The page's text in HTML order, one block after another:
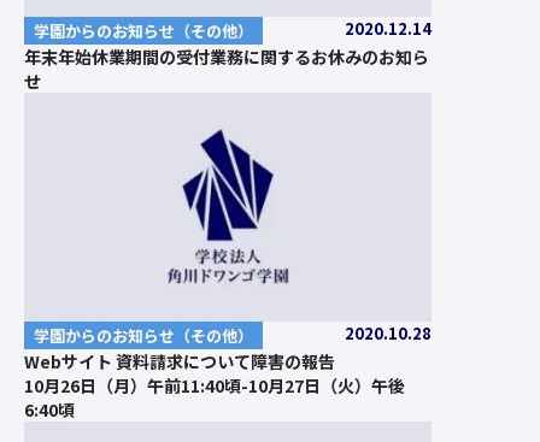
学園からのお知らせ（その他） 2020.12.14
年末年始休業期間の受付業務に関するお休みのお知ら
せ
学園からのお知らせ（その他） 2020.10.28
Webサイト 資料請求について障害の報告
10月26日（月）午前11:40頃-10月27日（火）午後
6:40頃